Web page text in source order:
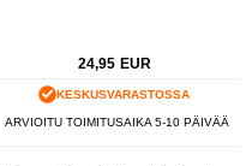
24,95 EUR
KESKUSVARASTOSSA
ARVIOITU TOIMITUSAIKA 5-10 PÄIVÄÄ